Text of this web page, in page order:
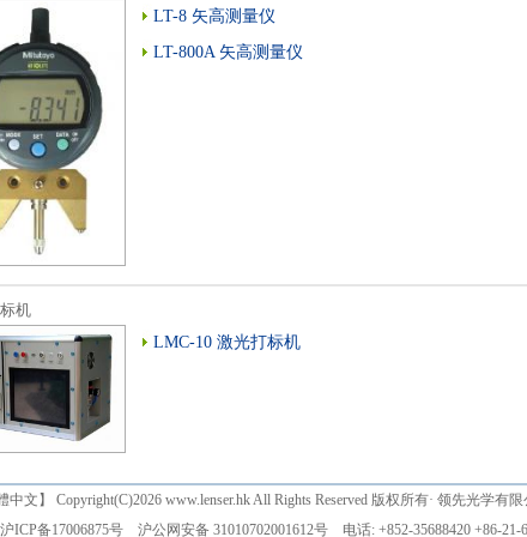
LT-8 矢高测量仪
LT-800A 矢高测量仪
机
LMC-10 激光打标机
中文】 Copyright(C)2026 www.lenser.hk All Rights Reserved 版权所有· 领先光学有限
ICP备17006875号
沪公网安备 31010702001612号 电话: +852-35688420 +86-21-